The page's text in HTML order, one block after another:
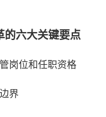
的六大关键要点
岗位和任职资格
界